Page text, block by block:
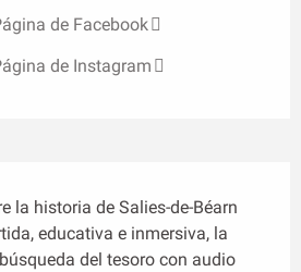
de Facebook
de Instagram
la historia de Salies-de-Béarn
educativa e inmersiva, la
del tesoro con audio